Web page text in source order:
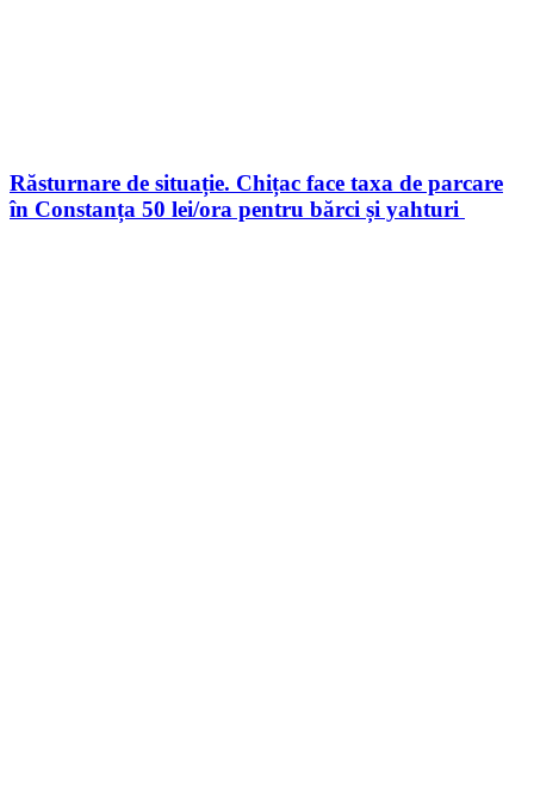
Răsturnare de situație. Chițac face taxa de parcare
în Constanța 50 lei/ora pentru bărci și yahturi